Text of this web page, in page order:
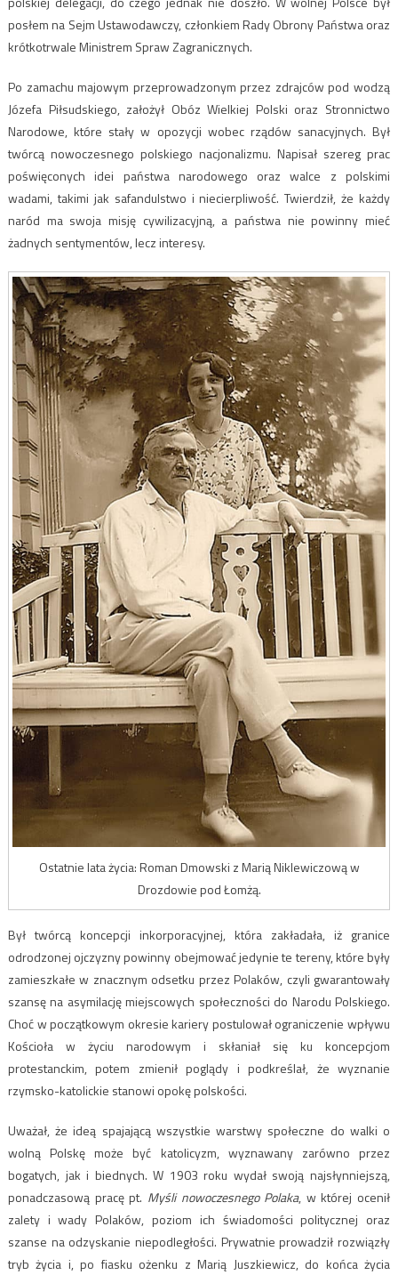
posłem na Sejm Ustawodawczy, członkiem Rady Obrony Państwa oraz
krótkotrwale Ministrem Spraw Zagranicznych.
Po zamachu majowym przeprowadzonym przez zdrajców pod wodzą
Józefa Piłsudskiego, założył Obóz Wielkiej Polski oraz Stronnictwo
Narodowe, które stały w opozycji wobec rządów sanacyjnych. Był
twórcą nowoczesnego polskiego nacjonalizmu. Napisał szereg prac
poświęconych idei państwa narodowego oraz walce z polskimi
wadami, takimi jak safandulstwo i niecierpliwość. Twierdził, że każdy
naród ma swoja misję cywilizacyjną, a państwa nie powinny mieć
żadnych sentymentów, lecz interesy.
Ostatnie lata życia: Roman Dmowski z Marią Niklewiczową w
Drozdowie pod Łomżą.
Był twórcą koncepcji inkorporacyjnej, która zakładała, iż granice
odrodzonej ojczyzny powinny obejmować jedynie te tereny, które były
zamieszkałe w znacznym odsetku przez Polaków, czyli gwarantowały
szansę na asymilację miejscowych społeczności do Narodu Polskiego.
Choć w początkowym okresie kariery postulował ograniczenie wpływu
Kościoła w życiu narodowym i skłaniał się ku koncepcjom
protestanckim, potem zmienił poglądy i podkreślał, że wyznanie
rzymsko-katolickie stanowi opokę polskości.
Uważał, że ideą spajającą wszystkie warstwy społeczne do walki o
wolną Polskę może być katolicyzm, wyznawany zarówno przez
bogatych, jak i biednych. W 1903 roku wydał swoją najsłynniejszą,
ponadczasową pracę pt. Myśli nowoczesnego Polaka, w której ocenił
zalety i wady Polaków, poziom ich świadomości politycznej oraz
szanse na odzyskanie niepodległości. Prywatnie prowadził rozwiązły
tryb życia i, po fiasku ożenku z Marią Juszkiewicz, do końca życia